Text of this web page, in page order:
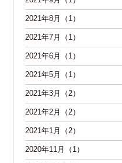
2021年8月（1）
2021年7月（1）
2021年6月（1）
2021年5月（1）
2021年3月（2）
2021年2月（2）
2021年1月（2）
2020年11月（1）